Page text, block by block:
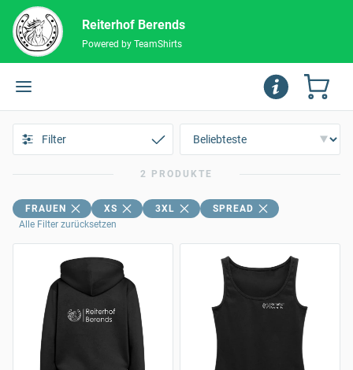
Reiterhof Berends
Powered by TeamShirts
Filter
2 PRODUKTE
FRAUEN XS 3XL
SPREAD
Alle Filter zurücksetzen